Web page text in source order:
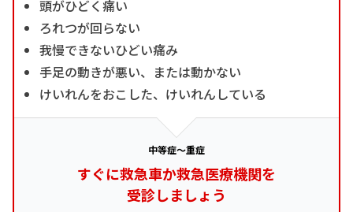
頭がひどく痛い
ろれつが回らない
我慢できないひどい痛み
手足の動きが悪い、または動かない
けいれんをおこした、けいれんしている
中等症～重症
すぐに救急車か救急医療機関を
受診しましょう